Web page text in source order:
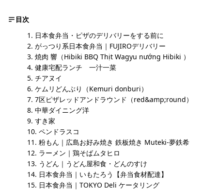
目次
日本食弁当・ピザのデリバリーをする前に
がっつり系日本食弁当｜FUJIROデリバリー
焼肉 響（Hibiki BBQ Thịt Wagyu nướng Hibiki ）
健康宅配ランチ 一汁一菜
チアヌイ
ケムリどんぶり（Kemuri donburi）
7区ピザレッドアンドラウンド（red&amp;round）
中華ダイニング洋
すき家
ペンドラスコ
粉もん｜広島お好み焼き 鉄板焼き Muteki-夢鉄希
ラーメン｜鶏そばムタヒロ
うどん｜うどん屋和食・どんのすけ
日本食弁当｜いもたろう【弁当食材配達】
日本食弁当｜TOKYO Deli ケータリング